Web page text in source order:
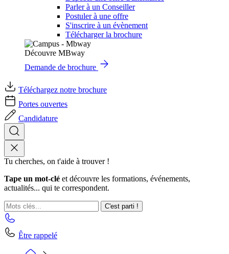
Parler à un Conseiller
Postuler à une offre
S'inscrire à un évènement
Télécharger la brochure
Découvre MBway
Demande de brochure
Téléchargez notre brochure
Portes ouvertes
Candidature
Tu cherches, on t'aide à trouver !
Tape un mot-clé et découvre les formations, événements,
actualités... qui te correspondent.
C'est parti !
Être rappelé